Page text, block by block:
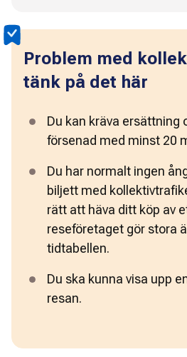
Problem med
tänk på det här
Du kan kräva ersättning
försenad med minst 20
Du har normalt ingen
biljett med
rätt att häva ditt köp av
reseföretaget gör stora
tidtabellen.
Du ska kunna visa upp
resan.